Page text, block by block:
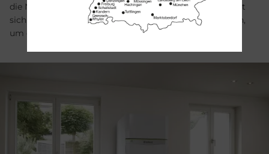
die Nutzung von Erd-, Wasser- oder Luftwärme. Sie lässt
sich individuell mit Warmwasserspeichern kombinieren,
um den spezifischen Bedarf eines Haushalts zu decken.